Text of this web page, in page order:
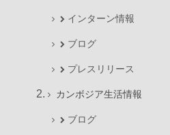
インターン情報
ブログ
プレスリリース
カンボジア生活情報
ブログ